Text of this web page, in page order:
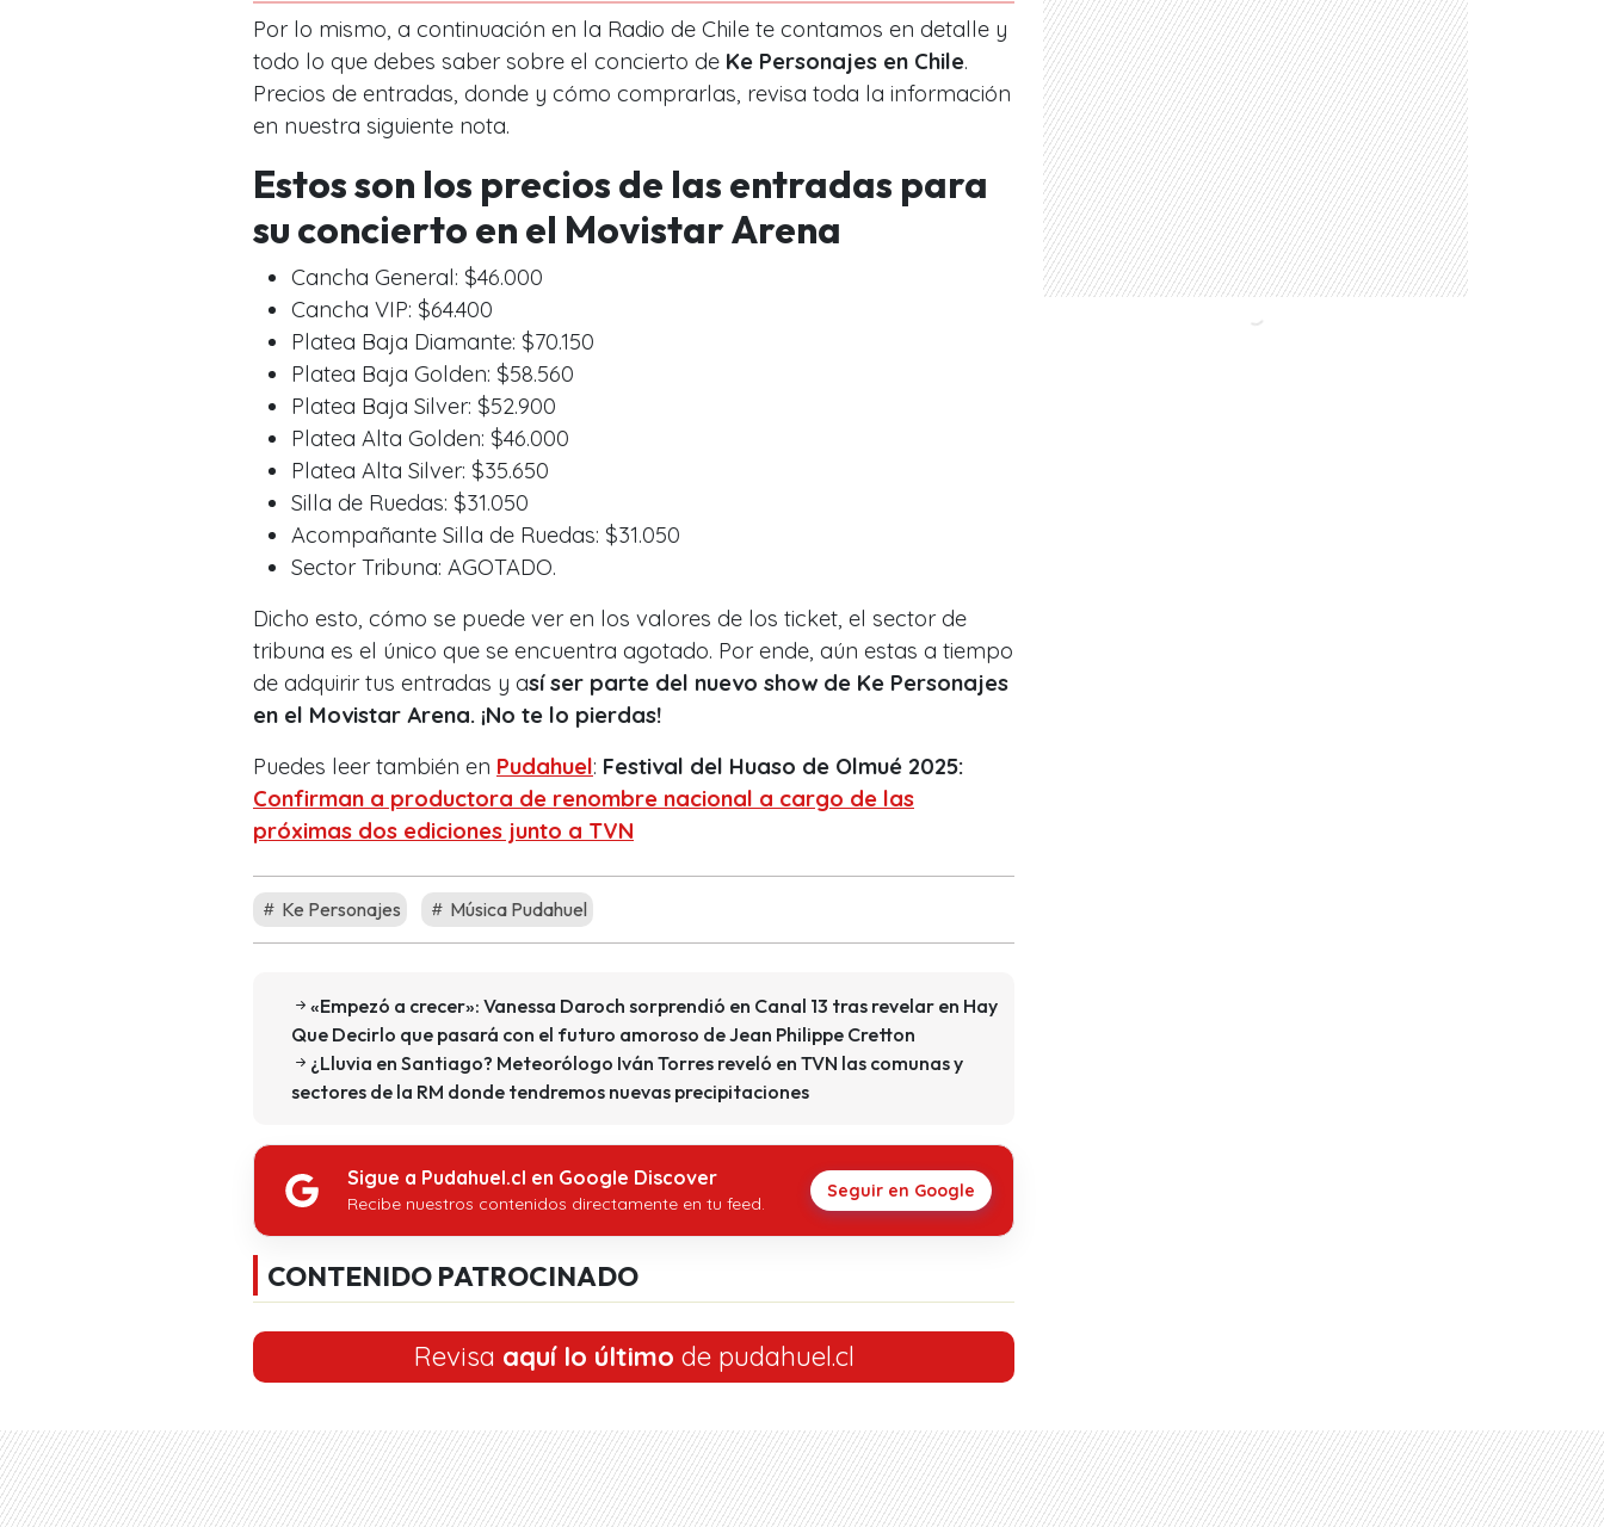
Por lo mismo, a continuación en la Radio de Chile te contamos en detalle y
todo lo que debes saber sobre el concierto de Ke Personajes en Chile.
Precios de entradas, donde y cómo comprarlas, revisa toda la información
en nuestra siguiente nota.
Estos son los precios de las entradas para
su concierto en el Movistar Arena
Cancha General: $46.000
Cancha VIP: $64.400
Platea Baja Diamante: $70.150
Platea Baja Golden: $58.560
Platea Baja Silver: $52.900
Platea Alta Golden: $46.000
Platea Alta Silver: $35.650
Silla de Ruedas: $31.050
Acompañante Silla de Ruedas: $31.050
Sector Tribuna: AGOTADO.
Dicho esto, cómo se puede ver en los valores de los ticket, el sector de
tribuna es el único que se encuentra agotado. Por ende, aún estas a tiempo
de adquirir tus entradas y así ser parte del nuevo show de Ke Personajes
en el Movistar Arena. ¡No te lo pierdas!
Puedes leer también en Pudahuel: Festival del Huaso de Olmué 2025:
Confirman a productora de renombre nacional a cargo de las
próximas dos ediciones junto a TVN
Ke Personajes Música Pudahuel
«Empezó a crecer»: Vanessa Daroch sorprendió en Canal 13 tras revelar en Hay
Que Decirlo que pasará con el futuro amoroso de Jean Philippe Cretton
¿Lluvia en Santiago? Meteorólogo Iván Torres reveló en TVN las comunas y
sectores de la RM donde tendremos nuevas precipitaciones
Sigue a Pudahuel.cl en Google Discover
Recibe nuestros contenidos directamente en tu feed.
Seguir en Google
CONTENIDO PATROCINADO
Revisa aquí lo último de pudahuel.cl